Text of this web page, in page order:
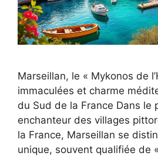
Marseillan, le « Mykonos de
immaculées et charme
du Sud de la France Dans le
enchanteur des villages
la France, Marseillan se
unique, souvent qualifiée de